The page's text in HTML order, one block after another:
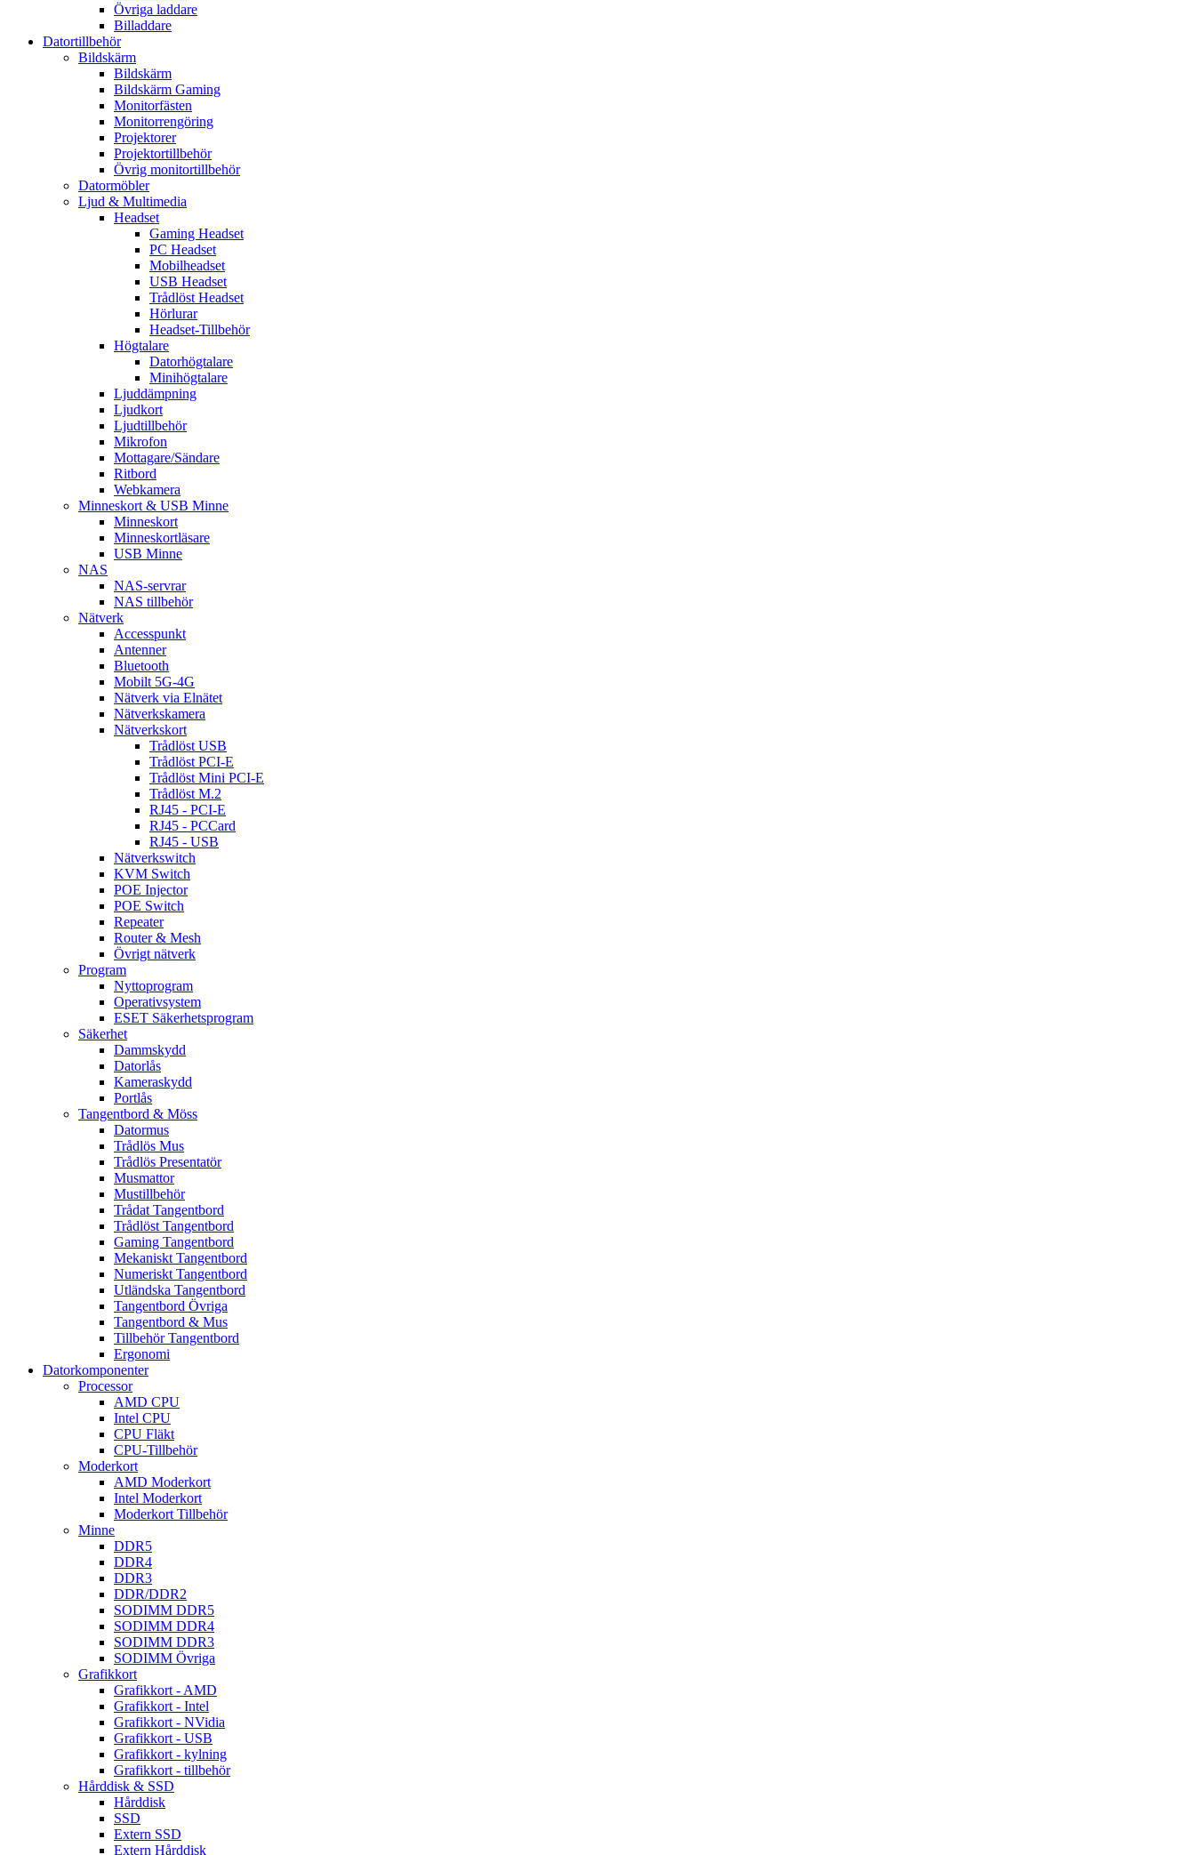
Övriga laddare
Billaddare
Datortillbehör
Bildskärm
Bildskärm
Bildskärm Gaming
Monitorfästen
Monitorrengöring
Projektorer
Projektortillbehör
Övrig monitortillbehör
Datormöbler
Ljud & Multimedia
Headset
Gaming Headset
PC Headset
Mobilheadset
USB Headset
Trådlöst Headset
Hörlurar
Headset-Tillbehör
Högtalare
Datorhögtalare
Minihögtalare
Ljuddämpning
Ljudkort
Ljudtillbehör
Mikrofon
Mottagare/Sändare
Ritbord
Webkamera
Minneskort & USB Minne
Minneskort
Minneskortläsare
USB Minne
NAS
NAS-servrar
NAS tillbehör
Nätverk
Accesspunkt
Antenner
Bluetooth
Mobilt 5G-4G
Nätverk via Elnätet
Nätverkskamera
Nätverkskort
Trådlöst USB
Trådlöst PCI-E
Trådlöst Mini PCI-E
Trådlöst M.2
RJ45 - PCI-E
RJ45 - PCCard
RJ45 - USB
Nätverkswitch
KVM Switch
POE Injector
POE Switch
Repeater
Router & Mesh
Övrigt nätverk
Program
Nyttoprogram
Operativsystem
ESET Säkerhetsprogram
Säkerhet
Dammskydd
Datorlås
Kameraskydd
Portlås
Tangentbord & Möss
Datormus
Trådlös Mus
Trådlös Presentatör
Musmattor
Mustillbehör
Trådat Tangentbord
Trådlöst Tangentbord
Gaming Tangentbord
Mekaniskt Tangentbord
Numeriskt Tangentbord
Utländska Tangentbord
Tangentbord Övriga
Tangentbord & Mus
Tillbehör Tangentbord
Ergonomi
Datorkomponenter
Processor
AMD CPU
Intel CPU
CPU Fläkt
CPU-Tillbehör
Moderkort
AMD Moderkort
Intel Moderkort
Moderkort Tillbehör
Minne
DDR5
DDR4
DDR3
DDR/DDR2
SODIMM DDR5
SODIMM DDR4
SODIMM DDR3
SODIMM Övriga
Grafikkort
Grafikkort - AMD
Grafikkort - Intel
Grafikkort - NVidia
Grafikkort - USB
Grafikkort - kylning
Grafikkort - tillbehör
Hårddisk & SSD
Hårddisk
SSD
Extern SSD
Extern Hårddisk